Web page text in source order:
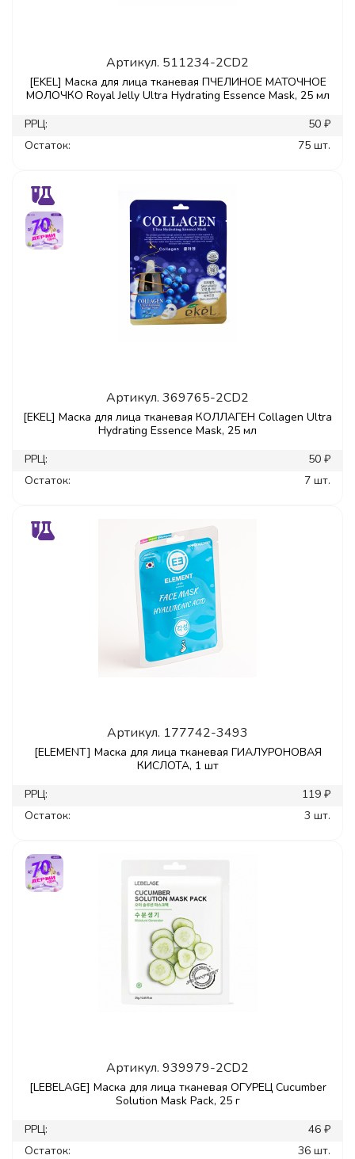
Артикул. 511234-2CD2
[EKEL] Маска для лица тканевая ПЧЕЛИНОЕ МАТОЧНОЕ
МОЛОЧКО Royal Jelly Ultra Hydrating Essence Mask, 25 мл
РРЦ:
50 ₽
Остаток:
75 шт.
Артикул. 369765-2CD2
[EKEL] Маска для лица тканевая КОЛЛАГЕН Collagen Ultra
Hydrating Essence Mask, 25 мл
РРЦ:
50 ₽
Остаток:
7 шт.
Артикул. 177742-3493
[ELEMENT] Маска для лица тканевая ГИАЛУРОНОВАЯ
КИСЛОТА, 1 шт
РРЦ:
119 ₽
Остаток:
3 шт.
Артикул. 939979-2CD2
[LEBELAGE] Маска для лица тканевая ОГУРЕЦ Cucumber
Solution Mask Pack, 25 г
РРЦ:
46 ₽
Остаток:
36 шт.